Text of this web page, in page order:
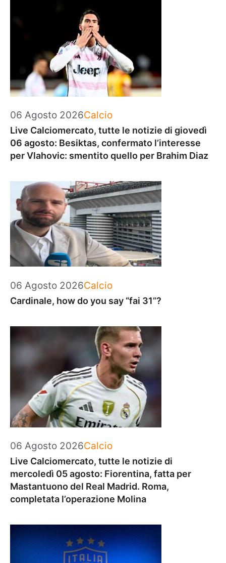
06 Agosto 2026Categorie
Calcio
Live Calciomercato, tutte le notizie di giovedì
06 agosto: Besiktas, confermato l’interesse
per Vlahovic: smentito quello per Brahim Diaz
06 Agosto 2026Categorie
Calcio
Cardinale, how do you say “fai 31”?
06 Agosto 2026Categorie
Calcio
Live Calciomercato, tutte le notizie di
mercoledì 05 agosto: Fiorentina, fatta per
Mastantuono del Real Madrid. Roma,
completata l’operazione Molina